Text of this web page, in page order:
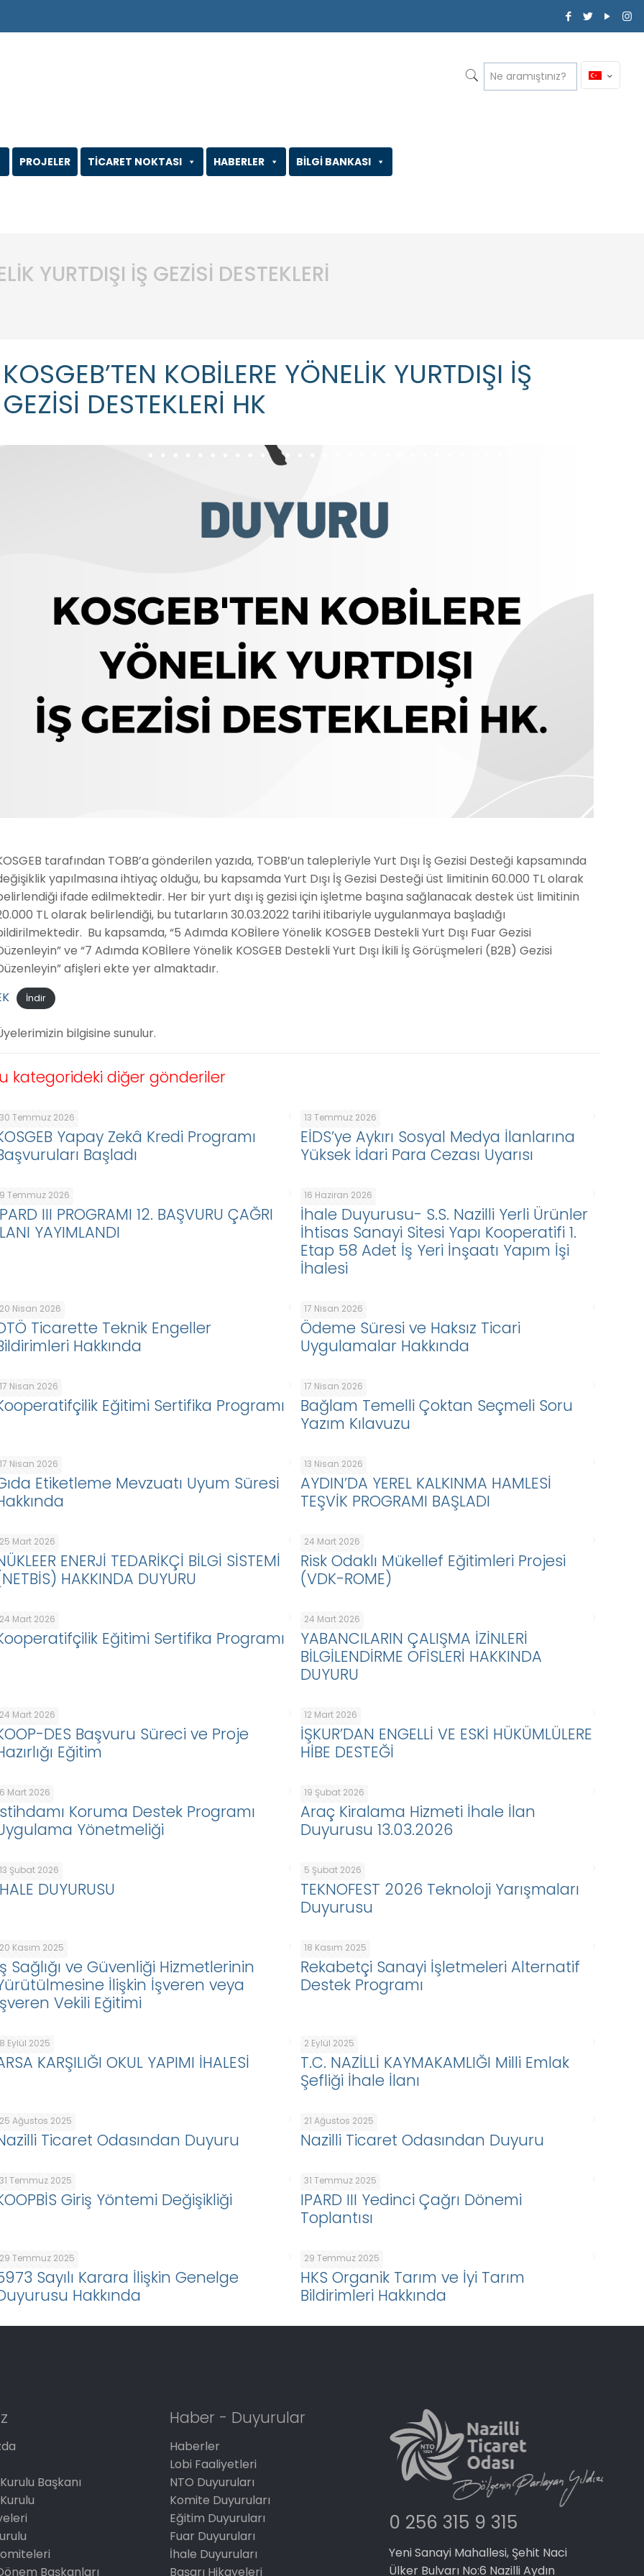
PROJELER TİCARET NOKTASI HABERLER BİLGİ BANKASI
YURTDIŞI İŞ GEZİSİ DESTEKLERİ
KOSGEB’TEN KOBİLERE YÖNELİK YURTDIŞI İŞ
GEZİSİ DESTEKLERİ HK
tarafından TOBB’a gönderilen yazıda, TOBB’un talepleriyle Yurt Dışı İş Gezisi Desteği kapsamında
yapılmasına ihtiyaç olduğu, bu kapsamda Yurt Dışı İş Gezisi Desteği üst limitinin 60.000 TL olarak
ifade edilmektedir. Her bir yurt dışı iş gezisi için işletme başına sağlanacak destek üst limitinin
TL olarak belirlendiği, bu tutarların 30.03.2022 tarihi itibariyle uygulanmaya başladığı
Bu kapsamda, “5 Adımda KOBİlere Yönelik KOSGEB Destekli Yurt Dışı Fuar Gezisi
ve “7 Adımda KOBİlere Yönelik KOSGEB Destekli Yurt Dışı İkili İş Görüşmeleri (B2B) Gezisi
afişleri ekte yer almaktadır.
İndir
bilgisine sunulur.
kategorideki diğer gönderiler
30 Temmuz 2026
Yapay Zekâ Kredi Programı
Başladı
13 Temmuz 2026
EİDS’ye Aykırı Sosyal Medya İlanlarına
Yüksek İdari Para Cezası Uyarısı
9 Temmuz 2026
III PROGRAMI 12. BAŞVURU ÇAĞRI
YAYIMLANDI
16 Haziran 2026
İhale Duyurusu- S.S. Nazilli Yerli Ürünler
İhtisas Sanayi Sitesi Yapı Kooperatifi 1.
Etap 58 Adet İş Yeri İnşaatı Yapım İşi
İhalesi
20 Nisan 2026
Ticarette Teknik Engeller
Hakkında
17 Nisan 2026
Ödeme Süresi ve Haksız Ticari
Uygulamalar Hakkında
17 Nisan 2026
Eğitimi Sertifika Programı
17 Nisan 2026
Bağlam Temelli Çoktan Seçmeli Soru
Yazım Kılavuzu
17 Nisan 2026
Etiketleme Mevzuatı Uyum Süresi
13 Nisan 2026
AYDIN’DA YEREL KALKINMA HAMLESİ
TEŞVİK PROGRAMI BAŞLADI
25 Mart 2026
ENERJİ TEDARİKÇİ BİLGİ SİSTEMİ
HAKKINDA DUYURU
24 Mart 2026
Risk Odaklı Mükellef Eğitimleri Projesi
(VDK-ROME)
24 Mart 2026
Eğitimi Sertifika Programı
24 Mart 2026
YABANCILARIN ÇALIŞMA İZİNLERİ
BİLGİLENDİRME OFİSLERİ HAKKINDA
DUYURU
24 Mart 2026
DES Başvuru Süreci ve Proje
Eğitim
12 Mart 2026
İŞKUR’DAN ENGELLİ VE ESKİ HÜKÜMLÜLERE
HİBE DESTEĞİ
6 Mart 2026
Koruma Destek Programı
Yönetmeliği
19 Şubat 2026
Araç Kiralama Hizmeti İhale İlan
Duyurusu 13.03.2026
13 Şubat 2026
DUYURUSU
5 Şubat 2026
TEKNOFEST 2026 Teknoloji Yarışmaları
Duyurusu
20 Kasım 2025
Sağlığı ve Güvenliği Hizmetlerinin
İlişkin İşveren veya
Vekili Eğitimi
18 Kasım 2025
Rekabetçi Sanayi İşletmeleri Alternatif
Destek Programı
8 Eylül 2025
KARŞILIĞI OKUL YAPIMI İHALESİ
2 Eylül 2025
T.C. NAZİLLİ KAYMAKAMLIĞI Milli Emlak
Şefliği İhale İlanı
25 Ağustos 2025
Ticaret Odasından Duyuru
21 Ağustos 2025
Nazilli Ticaret Odasından Duyuru
31 Temmuz 2025
Giriş Yöntemi Değişikliği
31 Temmuz 2025
IPARD III Yedinci Çağrı Dönemi
Toplantısı
29 Temmuz 2025
Sayılı Karara İlişkin Genelge
Hakkında
29 Temmuz 2025
HKS Organik Tarım ve İyi Tarım
Bildirimleri Hakkında
Başkanı
Başkanları
Haber - Duyurular
Haberler
Lobi Faaliyetleri
NTO Duyuruları
Komite Duyuruları
Eğitim Duyuruları
Fuar Duyuruları
İhale Duyuruları
Başarı Hikayeleri
0 256 315 9 315
Yeni Sanayi Mahallesi, Şehit Naci
Ülker Bulvarı No:6 Nazilli Aydın